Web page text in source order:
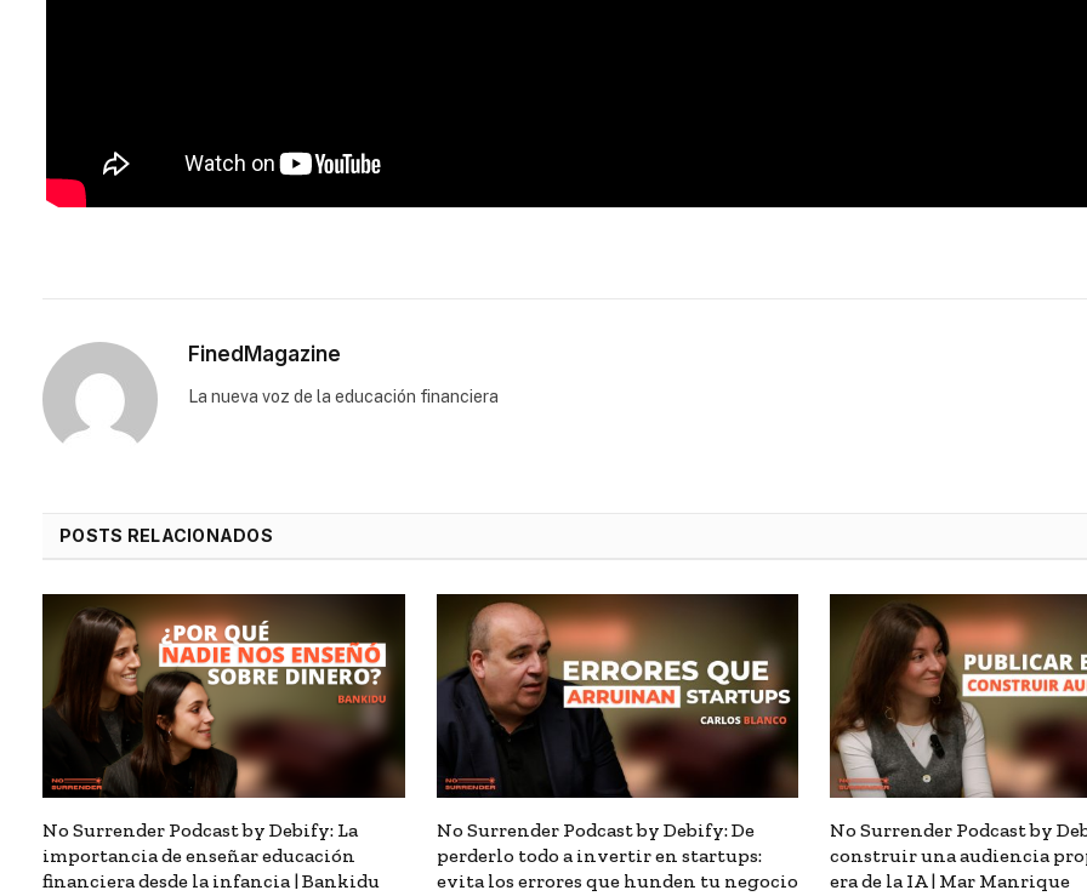
FinedMagazine
⁠La nueva voz de la educación financiera
POSTS RELACIONADOS
No Surrender Podcast by Debify: La
importancia de enseñar educación
financiera desde la infancia | Bankidu
No Surrender Podcast by Debify: De
perderlo todo a invertir en startups:
evita los errores que hunden tu negocio
No Surrender Podcast by
construir una audiencia
era de la IA | Mar Manrique